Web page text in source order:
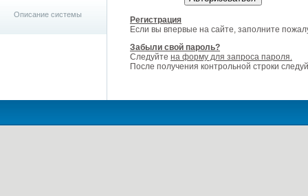
Описание системы
Регистрация
Если вы впервые на сайте, заполните
Забыли свой пароль?
Следуйте на форму для запроса пароля.
После получения контрольной строки